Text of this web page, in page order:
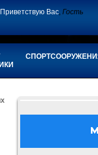
Приветствую Вас,Гость